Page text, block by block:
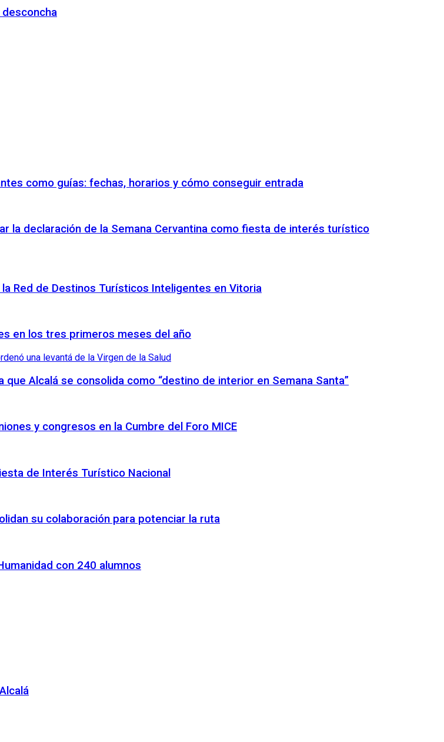
como guías: fechas, horarios y cómo conseguir entrada
la declaración de la Semana Cervantina como fiesta de interés turístico
Red de Destinos Turísticos Inteligentes en Vitoria
en los tres primeros meses del año
Alcalá se consolida como “destino de interior en Semana Santa”
y congresos en la Cumbre del Foro MICE
de Interés Turístico Nacional
su colaboración para potenciar la ruta
con 240 alumnos